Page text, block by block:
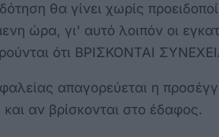
θα γίνει χωρίς
ώρα, γι' αυτό λοιπόν οι
ότι ΒΡΙΣΚΟΝΤΑΙ
απαγορεύεται η
και αν βρίσκονται στο έδαφος.